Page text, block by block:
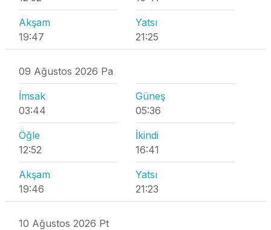
Akşam
19:47
Yatsı
21:25
09 Ağustos 2026 Pa
İmsak
03:44
Güneş
05:36
Öğle
12:52
İkindi
16:41
Akşam
19:46
Yatsı
21:23
10 Ağustos 2026 Pt